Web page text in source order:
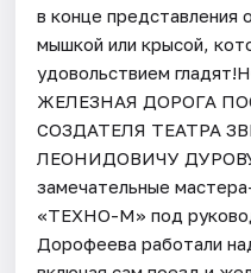
в конце представления
мышкой или крысой,
удовольствием
ЖЕЛЕЗНАЯ ДОРОГА
СОЗДАТЕЛЯ ТЕАТРА
ЛЕОНИДОВИЧУ
замечательные
«ТЕХНО-М» под
Дорофеева работали